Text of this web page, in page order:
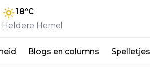
18°C
Heldere Hemel
Blogs en columns Spelletjes